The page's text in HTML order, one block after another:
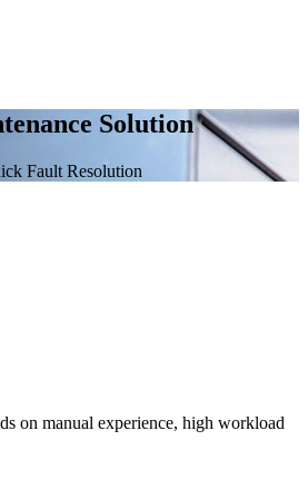
Solution
Fault Resolution
on manual experience, high workload